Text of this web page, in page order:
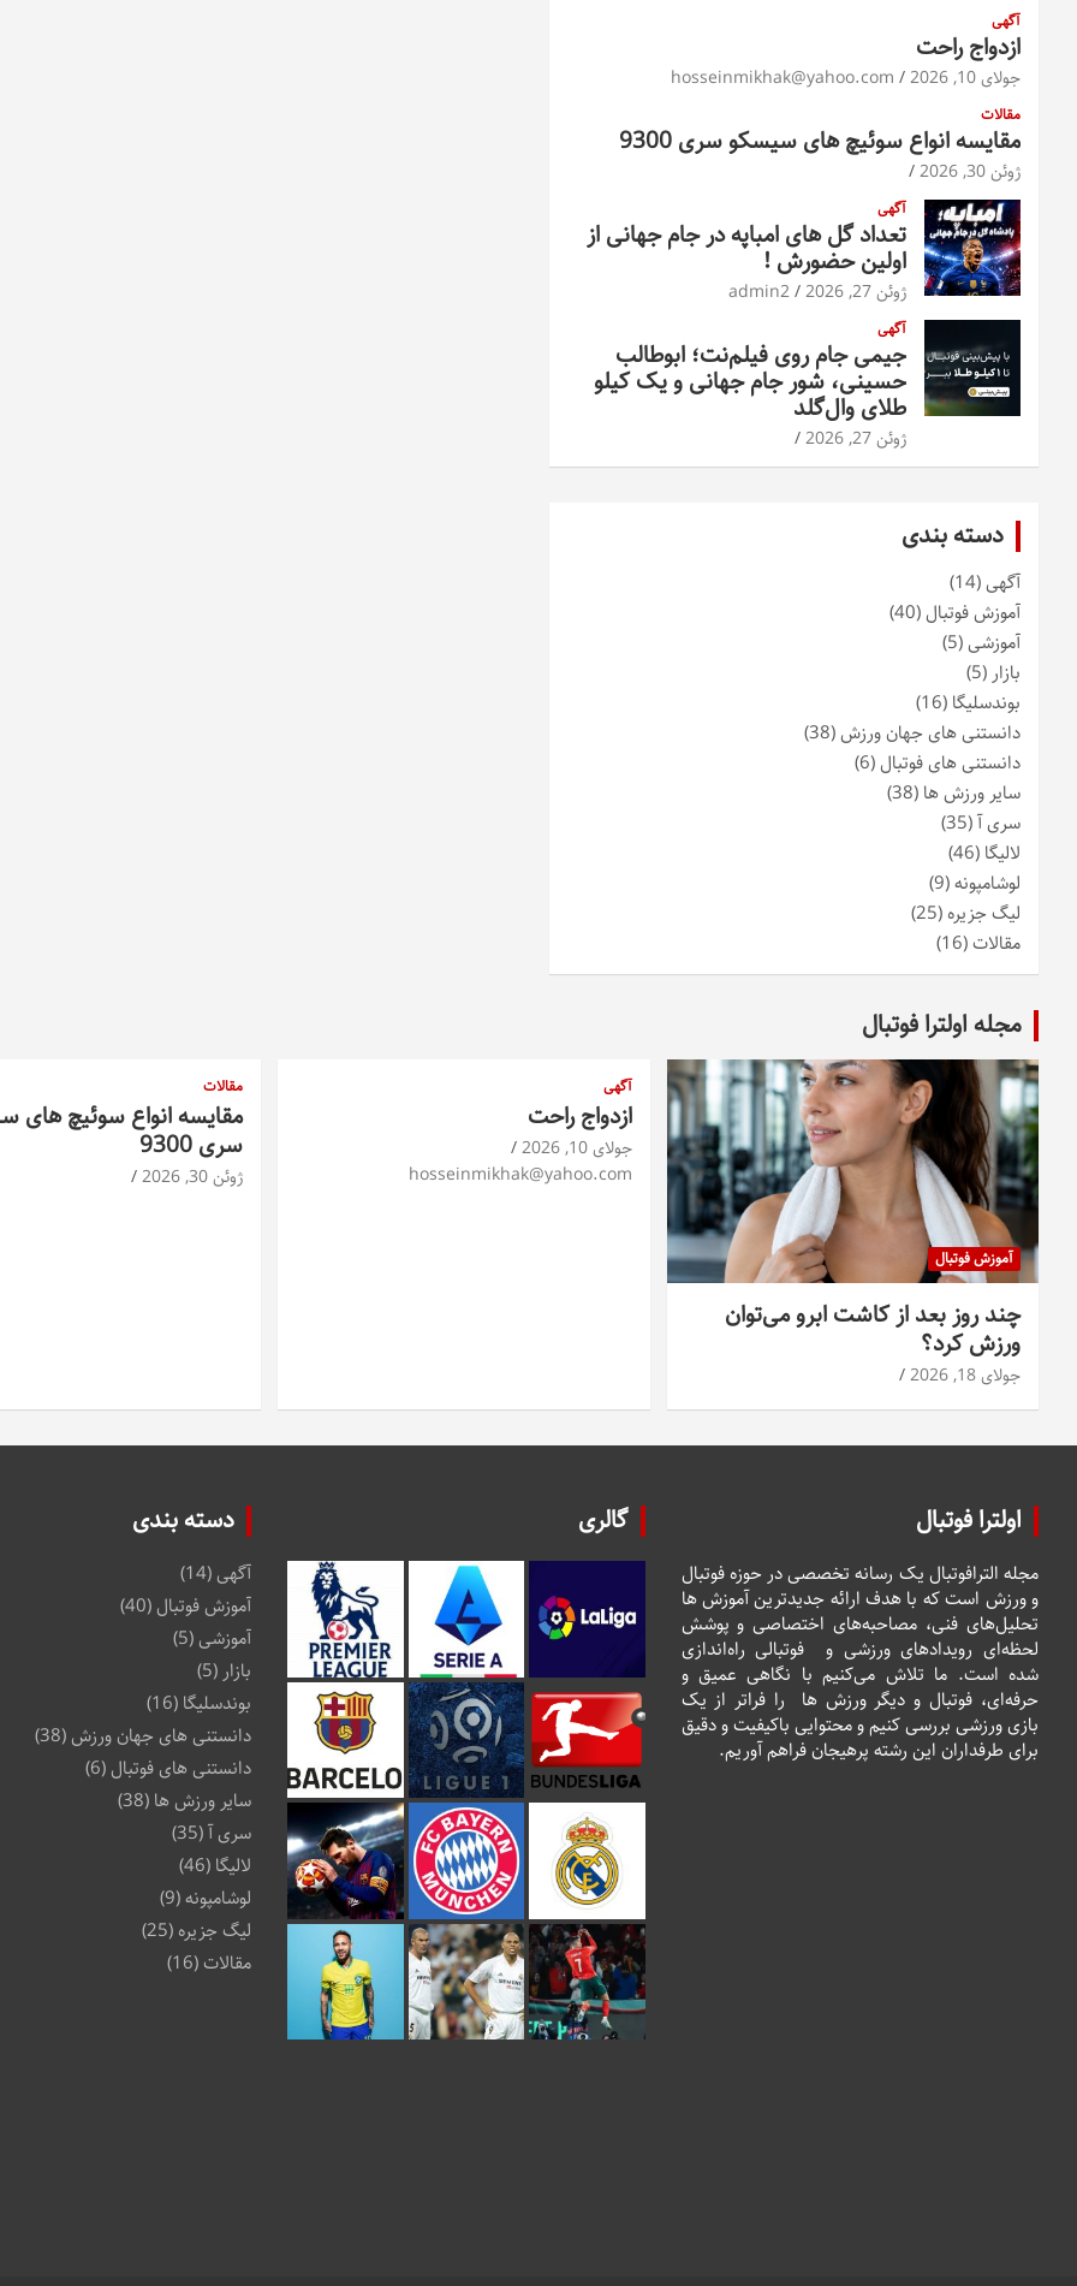
آگهی
ازدواج راحت
جولای 10, 2026 hosseinmikhak@yahoo.com
مقالات
مقایسه انواع سوئیچ های سیسکو سری 9300
ژوئن 30, 2026
آگهی
تعداد گل های امباپه در جام جهانی از
اولین حضورش !
ژوئن 27, 2026 admin2
آگهی
جیمی جام روی فیلم‌نت؛ ابوطالب
حسینی، شور جام جهانی و یک کیلو
طلای وال‌گلد
ژوئن 27, 2026
دسته بندی
آگهی(14)
آموزش فوتبال(40)
آموزشی(5)
بازار (5)
بوندسلیگا (16)
دانستنی های جهان ورزش(38)
دانستنی های فوتبال(6)
سایر ورزش ها (38)
سری آ(35)
لالیگا (46)
لوشامپونه(9)
لیگ جزیره(25)
مقالات(16)
مجله اولترا فوتبال
آموزش فوتبال
چند روز بعد از کاشت ابرو می‌توان
ورزش کرد؟
جولای 18, 2026
آگهی
ازدواج راحت
جولای 10, 2026
hosseinmikhak@yahoo.com
مقالات
مقایسه انواع سوئیچ های
سری 9300
ژوئن 30, 2026
اولترا فوتبال
مجله الترافوتبال یک رسانه تخصصی در حوزه فوتبال
و ورزش است که با هدف ارائه جدیدترین آموزش ها
تحلیل‌های فنی، مصاحبه‌های اختصاصی و پوشش
لحظه‌ای رویدادهای ورزشی و فوتبالی راه‌اندازی
شده است. ما تلاش می‌کنیم با نگاهی عمیق و
حرفه‌ای، فوتبال و دیگر ورزش ها را فراتر از یک
بازی ورزشی بررسی کنیم و محتوایی باکیفیت و دقیق
برای طرفداران این رشته پرهیجان فراهم آوریم.
گالری دسته بندی
آگهی(14)
آموزش فوتبال (40)
آموزشی(5)
بازار (5)
بوندسلیگا (16)
دانستنی های جهان ورزش(38)
دانستنی های فوتبال (6)
سایر ورزش ها (38)
سری آ(35)
لالیگا (46)
لوشامپونه(9)
لیگ جزیره (25)
مقالات(16)